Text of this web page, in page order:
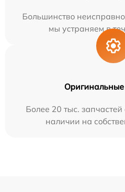
Большинство
мы устраняем в
Оригинальные
Более 20 тыс.
наличии на